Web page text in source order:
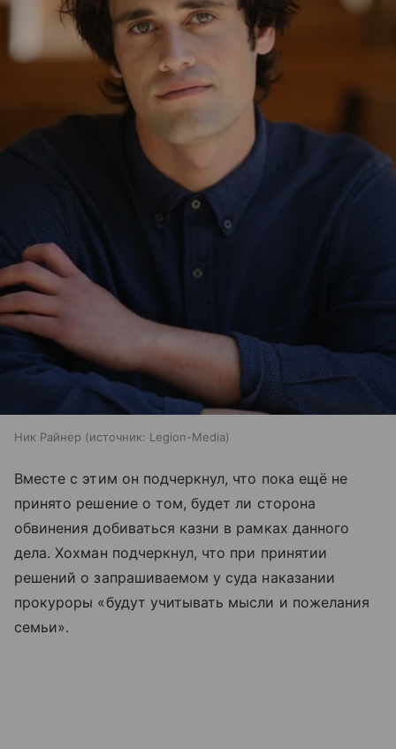
Ник Райнер источник: Legion-Media
Вместе с этим он подчеркнул, что пока ещё не
принято решение о том, будет ли сторона
обвинения добиваться казни в рамках данного
дела. Хохман подчеркнул, что при принятии
решений о запрашиваемом у суда наказании
прокуроры «будут учитывать мысли и пожелания
семьи».